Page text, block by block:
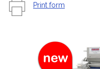
Print form